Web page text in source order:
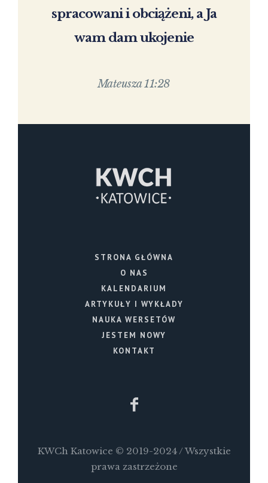
spracowani i obciążeni, a Ja
wam dam ukojenie
Mateusza 11:28
STRONA GŁÓWNA
O NAS
KALENDARIUM
ARTYKUŁY I WYKŁADY
NAUKA WERSETÓW
JESTEM NOWY
KONTAKT
KWCh Katowice © 2019-2024 / Wszystkie
prawa zastrzeżone